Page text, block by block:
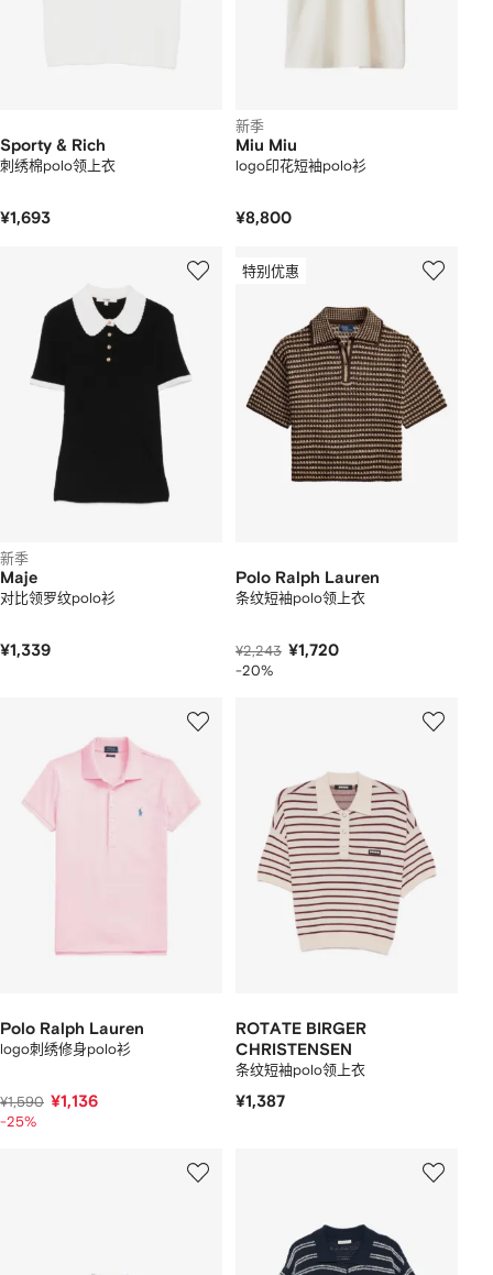
Sporty & Rich
刺绣棉polo领上衣
¥1,693
新季
Miu Miu
logo印花短袖polo衫
¥8,800
新季
Maje
对比领罗纹polo衫
¥1,339
特别优惠
Polo Ralph Lauren
条纹短袖polo领上衣
¥2,243 ¥1,720
-20%
Polo Ralph Lauren
logo刺绣修身polo衫
¥1,590 ¥1,136
-25%
ROTATE BIRGER
CHRISTENSEN
条纹短袖polo领上衣
¥1,387